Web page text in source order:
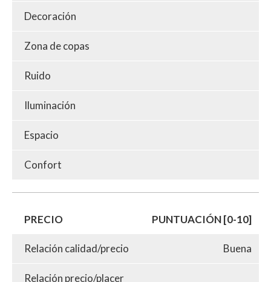
Decoración
Zona de copas
Ruido
Iluminación
Espacio
Confort
PRECIO PUNTUACIÓN [0-10]
Relación calidad/precio Buena
Relación precio/placer